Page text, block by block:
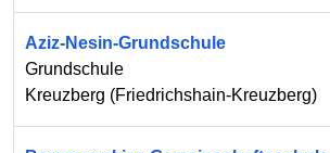
Aziz-Nesin-Grundschule
Grundschule
Kreuzberg (Friedrichshain-Kreuzberg)